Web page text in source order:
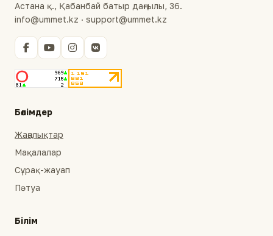
Астана қ., Қабанбай батыр даңғылы, 36.
info@ummet.kz · support@ummet.kz
Бөлімдер
Жаңалықтар
Мақалалар
Сұрақ-жауап
Пәтуа
Білім